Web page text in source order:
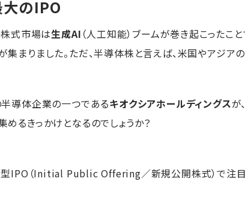
のIPO
式市場は生成AI （人工知能）ブームが巻き起こったこと
まりました。ただ、半導体株と言えば、米国やアジア
半導体企業の一つであるキオクシアホールディングスが
るきっかけとなるのでしょうか？
型IPO（Initial Public Offering／新規公開株式）で注